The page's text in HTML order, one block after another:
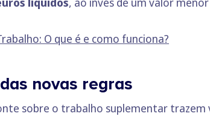
O que é e como funciona?
novas regras
sobre o trabalho suplementar trazem